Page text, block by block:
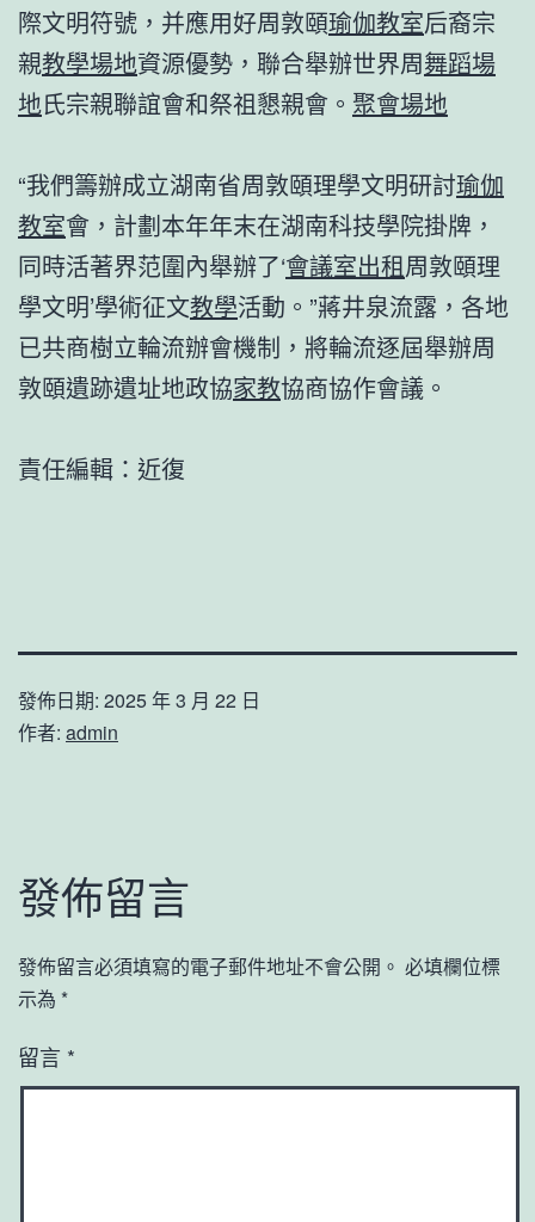
際文明符號，并應用好周敦頤瑜伽教室后裔宗
親教學場地資源優勢，聯合舉辦世界周舞蹈場
地氏宗親聯誼會和祭祖懇親會。 聚會場地
“我們籌辦成立湖南省周敦頤理學文明研討瑜伽
教室會，計劃本年年末在湖南科技學院掛牌，
同時活著界范圍內舉辦了‘會議室出租周敦頤理
學文明’學術征文教學活動。”蔣井泉流露，各地
已共商樹立輪流辦會機制，將輪流逐屆舉辦周
敦頤遺跡遺址地政協家教協商協作會議。
責任編輯：近復
發佈日期: 2025 年 3 月 22 日
作者: admin
發佈留言
發佈留言必須填寫的電子郵件地址不會公開。 必填欄位標
示為 *
留言 *